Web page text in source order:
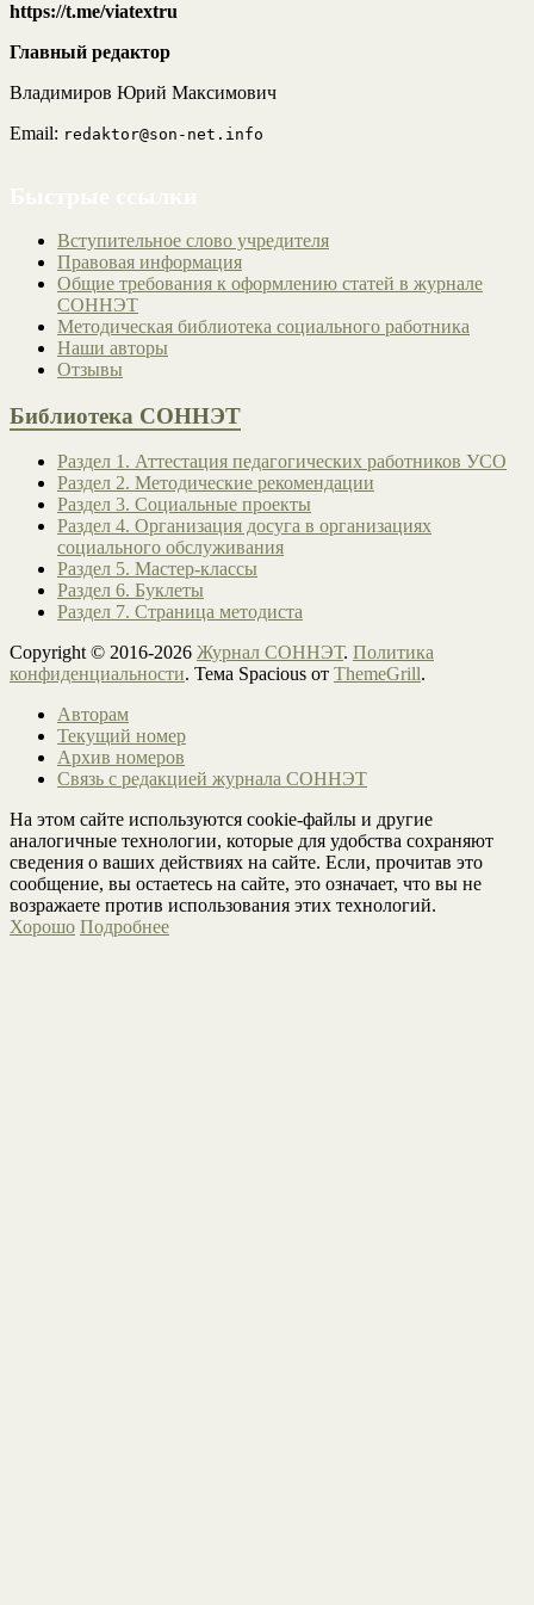
https://t.me/viatextru
Главный редактор
Владимиров Юрий Максимович
Email: redaktor@son-net.info
Вступительное слово учредителя
Правовая информация
Общие требования к оформлению статей в журнале
СОННЭТ
Методическая библиотека социального работника
Наши авторы
Отзывы
Библиотека СОННЭТ
Раздел 1. Аттестация педагогических работников УСО
Раздел 2. Методические рекомендации
Раздел 3. Социальные проекты
Раздел 4. Организация досуга в организациях
социального обслуживания
Раздел 5. Мастер-классы
Раздел 6. Буклеты
Раздел 7. Страница методиста
Copyright © 2016-2026 Журнал СОННЭТ. Политика
конфиденциальности. Тема Spacious от ThemeGrill.
Авторам
Текущий номер
Архив номеров
Связь с редакцией журнала СОННЭТ
На этом сайте используются cookie-файлы и другие
аналогичные технологии, которые для удобства сохраняют
сведения о ваших действиях на сайте. Если, прочитав это
сообщение, вы остаетесь на сайте, это означает, что вы не
возражаете против использования этих технологий.
Хорошо Подробнее